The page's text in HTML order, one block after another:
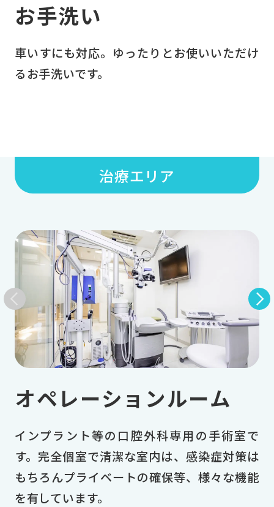
お手洗い
車いすにも対応。ゆったりとお使いいただけ
るお手洗いです。
治療エリア
オペレーションルーム
インプラント等の口腔外科専用の手術室で
す。完全個室で清潔な室内は、感染症対策は
もちろんプライベートの確保等、様々な機能
を有しています。